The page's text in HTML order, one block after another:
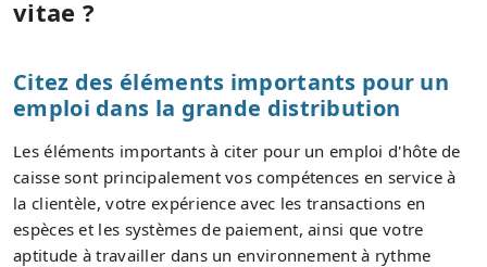
vitae ?
Citez des éléments importants pour un
emploi dans la grande distribution
Les éléments importants à citer pour un emploi d'hôte de
caisse sont principalement vos compétences en service à
la clientèle, votre expérience avec les transactions en
espèces et les systèmes de paiement, ainsi que votre
aptitude à travailler dans un environnement à rythme